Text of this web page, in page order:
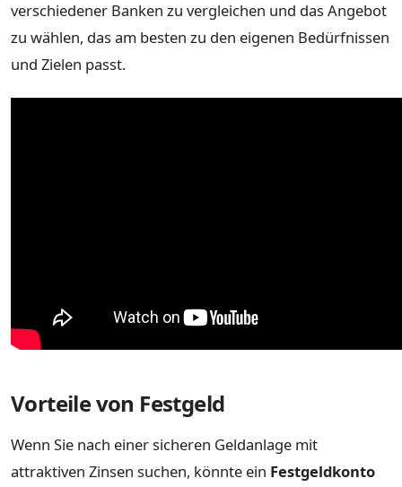
verschiedener Banken zu vergleichen und das Angebot
zu wählen, das am besten zu den eigenen Bedürfnissen
und Zielen passt.
Vorteile von Festgeld
Wenn Sie nach einer sicheren Geldanlage mit
attraktiven Zinsen suchen, könnte ein Festgeldkonto